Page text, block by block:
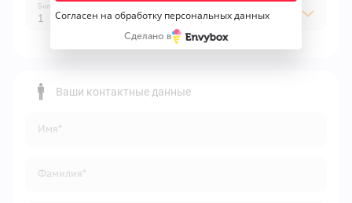
1
Билет
2
4
6
Ваши контактные данные
Имя*
Фамилия*
Согласен на обработку персональных данных
Сделано в